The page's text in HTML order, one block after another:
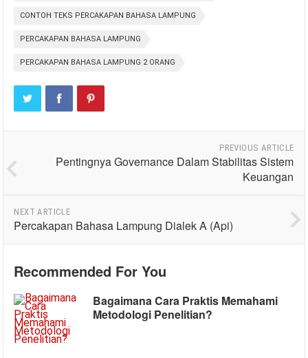
CONTOH TEKS PERCAKAPAN BAHASA LAMPUNG
PERCAKAPAN BAHASA LAMPUNG
PERCAKAPAN BAHASA LAMPUNG 2 ORANG
PREVIOUS ARTICLE
Pentingnya Governance Dalam Stabilitas Sistem
Keuangan
NEXT ARTICLE
Percakapan Bahasa Lampung Dialek A (Api)
Recommended For You
Bagaimana Cara Praktis Memahami
Metodologi Penelitian?